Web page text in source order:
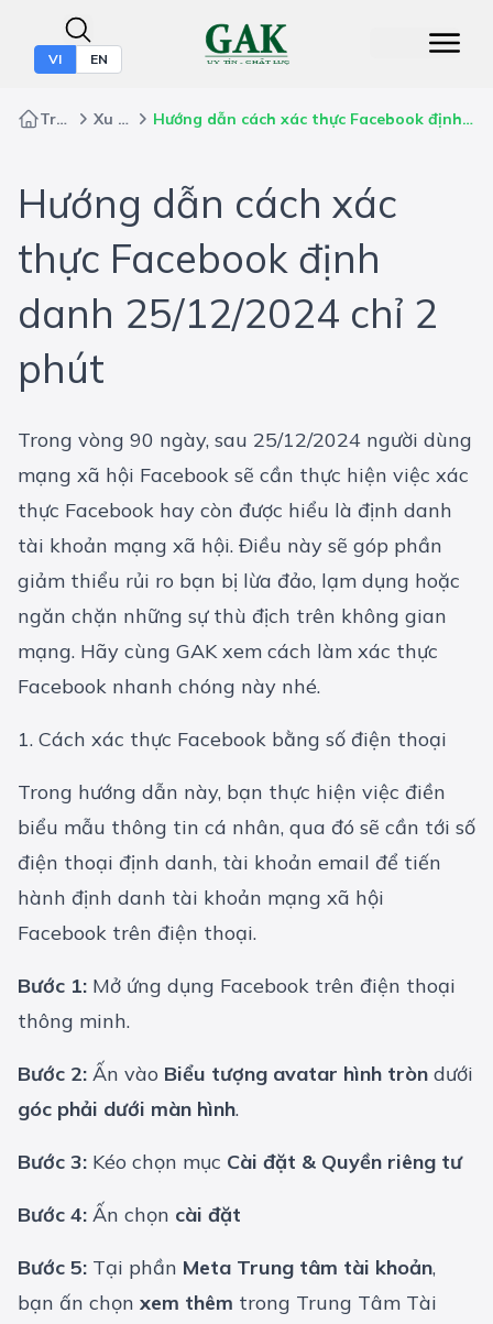
VI EN
Trang chủ Xu Hướng Hướng dẫn cách xác thực Facebook định danh 25/12/2024 chỉ 2 phút
Hướng dẫn cách xác
thực Facebook định
danh 25/12/2024 chỉ 2
phút
Trong vòng 90 ngày, sau 25/12/2024 người dùng
mạng xã hội Facebook sẽ cần thực hiện việc xác
thực Facebook hay còn được hiểu là định danh
tài khoản mạng xã hội. Điều này sẽ góp phần
giảm thiểu rủi ro bạn bị lừa đảo, lạm dụng hoặc
ngăn chặn những sự thù địch trên không gian
mạng. Hãy cùng GAK xem cách làm xác thực
Facebook nhanh chóng này nhé.
1. Cách xác thực Facebook bằng số điện thoại
Trong hướng dẫn này, bạn thực hiện việc điền
biểu mẫu thông tin cá nhân, qua đó sẽ cần tới số
điện thoại định danh, tài khoản email để tiến
hành định danh tài khoản mạng xã hội
Facebook trên điện thoại.
Bước 1: Mở ứng dụng Facebook trên điện thoại
thông minh.
Bước 2: Ấn vào Biểu tượng avatar hình tròn dưới
góc phải dưới màn hình.
Bước 3: Kéo chọn mục Cài đặt & Quyền riêng tư
Bước 4: Ấn chọn cài đặt
Bước 5: Tại phần Meta Trung tâm tài khoản,
bạn ấn chọn xem thêm trong Trung Tâm Tài